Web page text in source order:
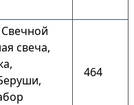
свеча,
464